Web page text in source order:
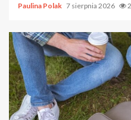
Paulina Polak 7 sierpnia 2026